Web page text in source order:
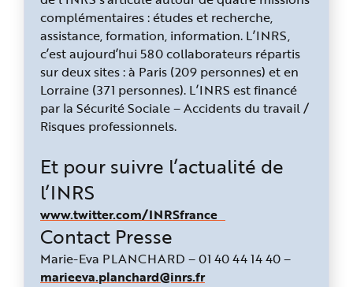
complémentaires : études et recherche,
assistance, formation, information. L’INRS,
c’est aujourd’hui 580 collaborateurs répartis
sur deux sites : à Paris (209 personnes) et en
Lorraine (371 personnes). L’INRS est financé
par la Sécurité Sociale – Accidents du travail /
Risques professionnels.
Et pour suivre l’actualité de
l’INRS
www.twitter.com/INRSfrance
Contact Presse
Marie-Eva PLANCHARD – 01 40 44 14 40 –
marieeva.planchard@inrs.fr